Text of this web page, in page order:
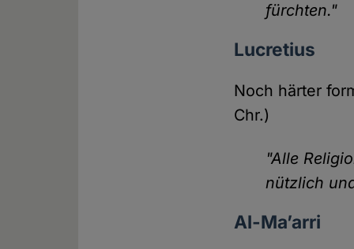
fürchten."
Lucretius
Noch härter
Chr.)
"Alle
nützlich
Al-Ma’arri